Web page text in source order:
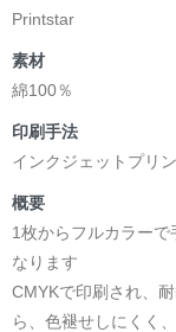
Printstar
素材
綿100％
印刷手法
インクジェットプリ
概要
1枚からフルカラー
なります
CMYKで印刷され、
ら、色褪せしにくく